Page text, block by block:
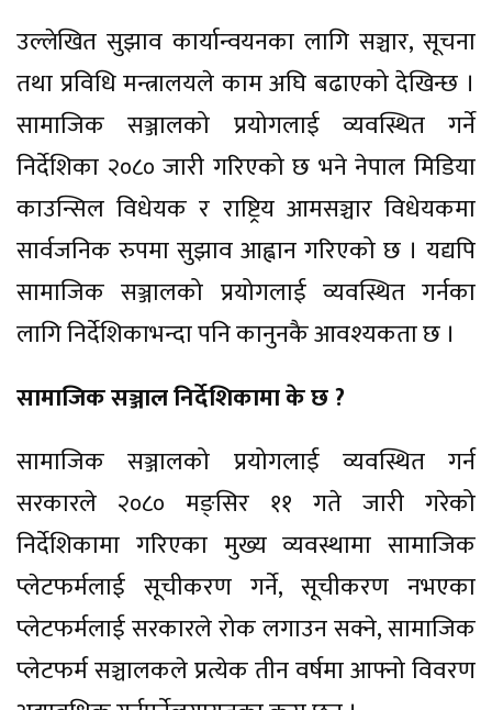
उल्लेखित सुझाव कार्यान्वयनका लागि सञ्चार, सूचना
तथा प्रविधि मन्त्रालयले काम अघि बढाएको देखिन्छ ।
सामाजिक सञ्जालको प्रयोगलाई व्यवस्थित गर्ने
निर्देशिका २०८० जारी गरिएको छ भने नेपाल मिडिया
काउन्सिल विधेयक र राष्ट्रिय आमसञ्चार विधेयकमा
सार्वजनिक रुपमा सुझाव आह्वान गरिएको छ । यद्यपि
सामाजिक सञ्जालको प्रयोगलाई व्यवस्थित गर्नका
लागि निर्देशिकाभन्दा पनि कानुनकै आवश्यकता छ ।
सामाजिक सञ्जाल निर्देशिकामा के छ ?
सामाजिक सञ्जालको प्रयोगलाई व्यवस्थित गर्न
सरकारले २०८० मङ्सिर ११ गते जारी गरेको
निर्देशिकामा गरिएका मुख्य व्यवस्थामा सामाजिक
प्लेटफर्मलाई सूचीकरण गर्ने, सूचीकरण नभएका
प्लेटफर्मलाई सरकारले रोक लगाउन सक्ने, सामाजिक
प्लेटफर्म सञ्चालकले प्रत्येक तीन वर्षमा आफ्नो विवरण